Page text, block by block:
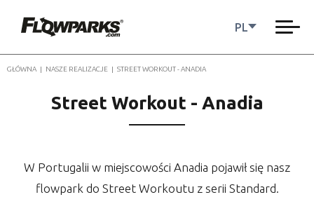
PL
GŁÓWNA | NASZE REALIZACJE | STREET WORKOUT - ANADIA
Street Workout - Anadia
W Portugalii w miejscowości Anadia pojawił się nasz
flowpark do Street Workoutu z serii Standard.